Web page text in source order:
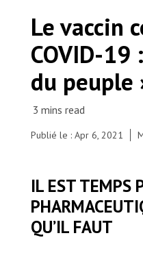
Les États négligent
personnes civiles et
de guerre
Urgence Ebola
Séismes au Venezuela
de MSF
Dons des
Partenariat
Les Amis de MSF
Travailler avec MSF
Travailler à l’étranger
Travailler au
Nous recrutons :
technique
A health worker wears
equipment before
the MSF care center for
of COVID-19 in São
Le vaccin
COVID-19
du peuple
Publié le : Apr 6, 2021
IL EST TEMPS
QU’IL FAUT